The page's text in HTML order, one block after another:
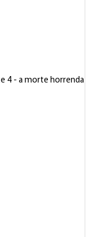
4 - a morte horrenda